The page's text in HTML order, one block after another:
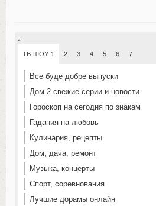
-
ТВ-ШОУ-1 2 3 4 5 6 7
Все буде добре выпуски
Дом 2 свежие серии и новости
Гороскоп на сегодня по знакам
Гадания на любовь
Кулинария, рецепты
Дом, дача, ремонт
Музыка, концерты
Спорт, соревнования
Лучшие дорамы онлайн